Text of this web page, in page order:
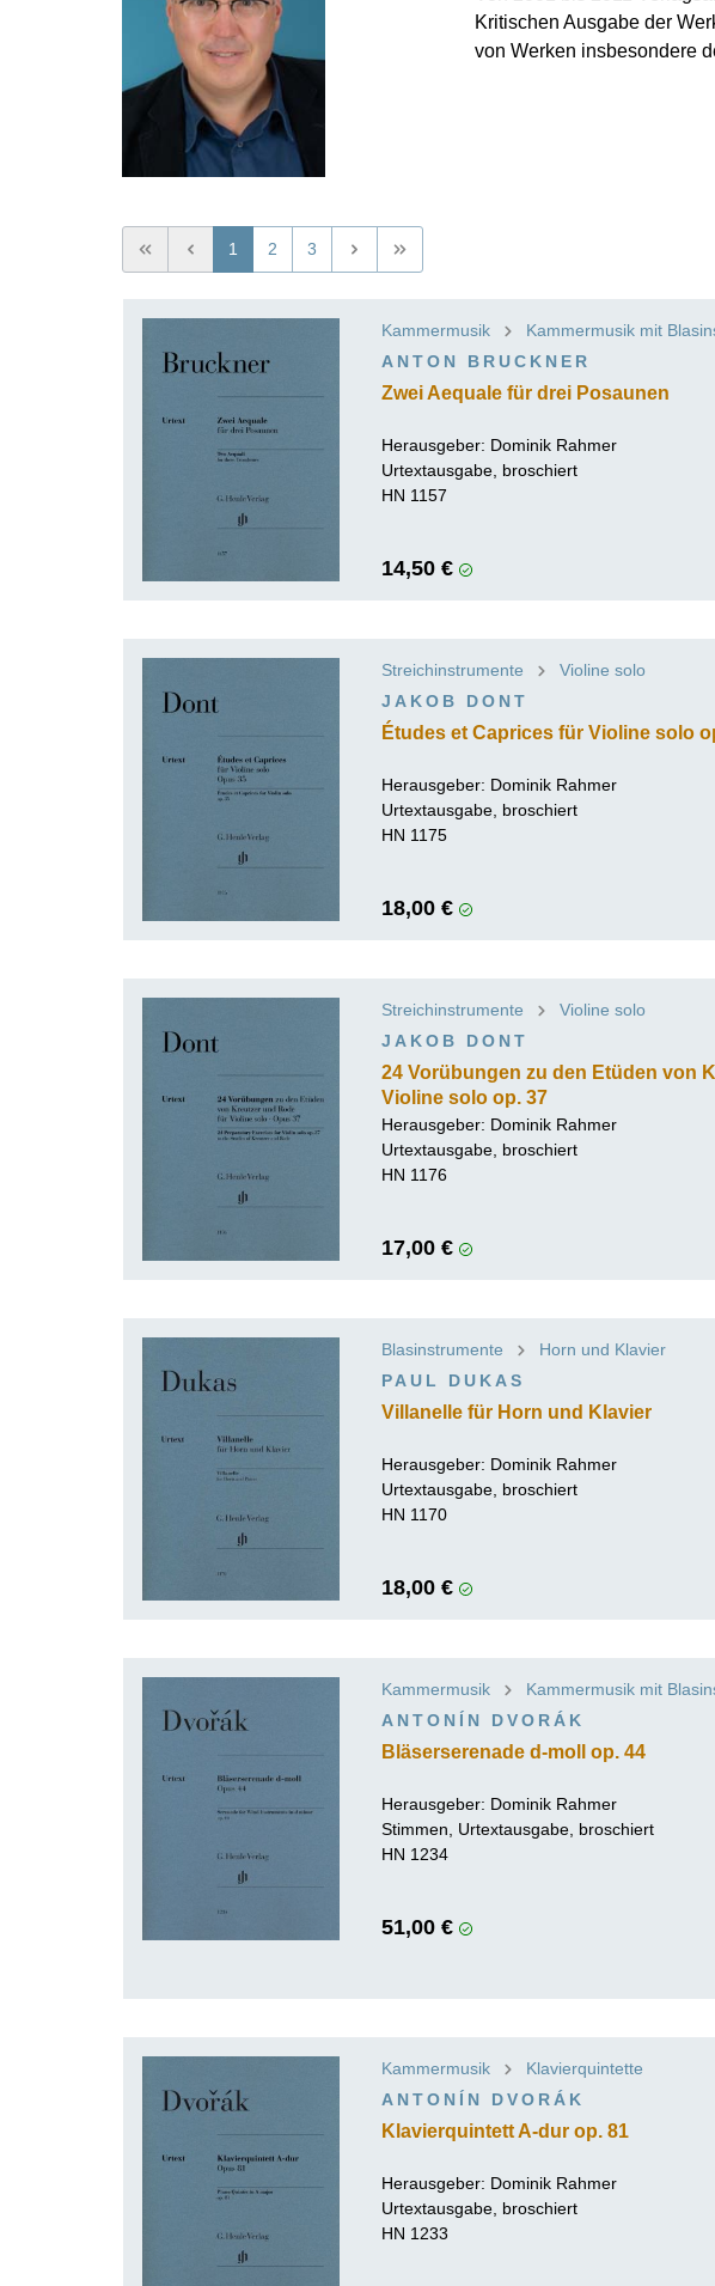
KISSIN THE
Kritischen Ausgabe der
von Werken insbesondere
1 2 3
Kammermusik
Kammermusik mit
ANTON BRUCKNER
Zwei Aequale für drei Posaunen
Herausgeber: Dominik Rahmer
Urtextausgabe, broschiert
HN 1157
14,50 €
Streichinstrumente
Violine solo
JAKOB DONT
Études et Caprices für Violine solo
Herausgeber: Dominik Rahmer
Urtextausgabe, broschiert
HN 1175
18,00 €
Streichinstrumente
Violine solo
JAKOB DONT
24 Vorübungen zu den Etüden von
Violine solo op. 37
Herausgeber: Dominik Rahmer
Urtextausgabe, broschiert
HN 1176
17,00 €
Blasinstrumente
Horn und Klavier
PAUL DUKAS
Villanelle für Horn und Klavier
Herausgeber: Dominik Rahmer
Urtextausgabe, broschiert
HN 1170
18,00 €
Kammermusik
Kammermusik mit
ANTONÍN DVORÁK
Bläserserenade d-moll op. 44
Herausgeber: Dominik Rahmer
Stimmen, Urtextausgabe, broschiert
HN 1234
51,00 €
Kammermusik
Klavierquintette
ANTONÍN DVORÁK
Klavierquintett A-dur op. 81
Herausgeber: Dominik Rahmer
Urtextausgabe, broschiert
HN 1233